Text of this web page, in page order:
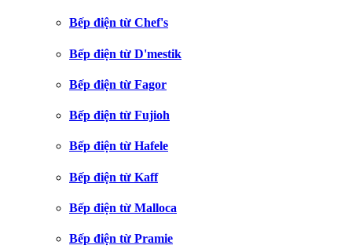
Bếp điện từ Chef's
Bếp điện từ D'mestik
Bếp điện từ Fagor
Bếp điện từ Fujioh
Bếp điện từ Hafele
Bếp điện từ Kaff
Bếp điện từ Malloca
Bếp điện từ Pramie